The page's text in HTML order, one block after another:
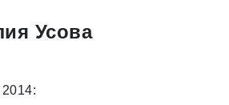
Усова